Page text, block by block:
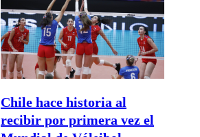
Chile hace historia al
recibir por primera vez el